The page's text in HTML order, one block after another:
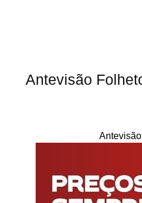
Antevisão